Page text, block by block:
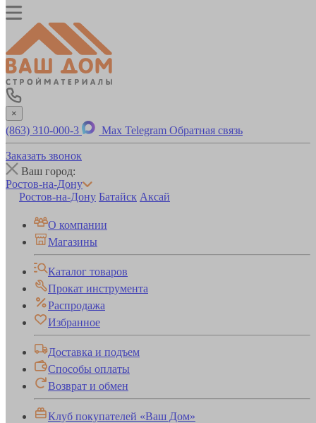
×
(863) 310-000-3 Max Telegram Обратная связь
Заказать звонок
Ваш город:
Ростов-на-Дону
Ростов-на-Дону Батайск Аксай
О компании
Магазины
Каталог товаров
Прокат инструмента
Распродажа
Избранное
Доставка и подъем
Способы оплаты
Возврат и обмен
Клуб покупателей «Ваш Дом»